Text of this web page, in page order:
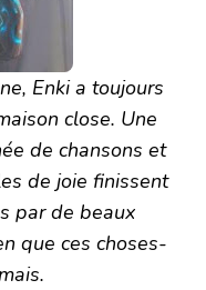
Enki a toujours
close. Une
de chansons et
de joie finissent
par de beaux
que ces choses-